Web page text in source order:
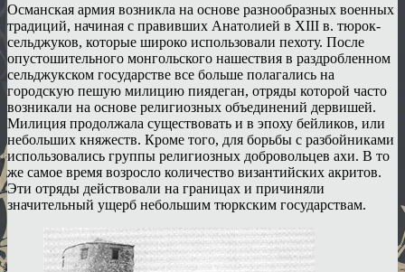
Османская армия возникла на основе разнообразных военных
традиций, начиная с правивших Анатолией в XIII в. тюрок-
сельджуков, которые широко использовали пехоту. После
опустошительного монгольского нашествия в раздробленном
сельджукском государстве все больше полагались на
городскую пешую милицию пиядеган, отряды которой часто
возникали на основе религиозных объединений дервишей.
Милиция продолжала существовать и в эпоху бейликов, или
небольших княжеств. Кроме того, для борьбы с разбойниками
использовались группы религиозных добровольцев ахи. В то
же самое время возросло количество византийских акритов.
Эти отряды действовали на границах и причиняли
значительный ущерб небольшим тюркским государствам.